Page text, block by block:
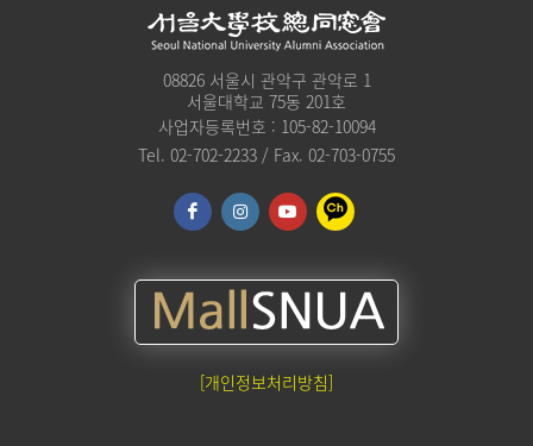
08826 서울시 관악구 관악로 1
서울대학교 75동 201호
사업자등록번호 : 105-82-10094
Tel. 02-702-2233 / Fax. 02-703-0755
[개인정보처리방침]